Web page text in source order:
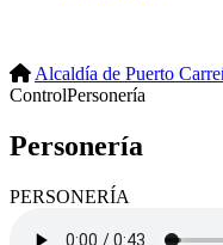
Alcaldía de Puerto
ControlPersonería
Personería
​PERSON​ERÍA​